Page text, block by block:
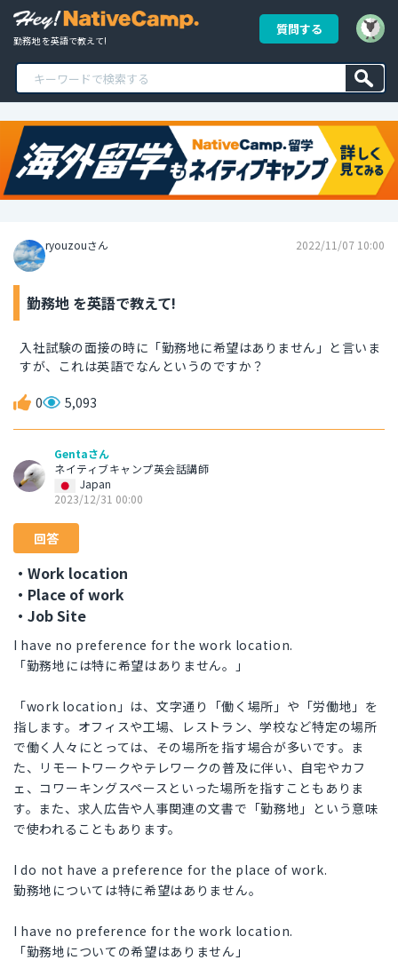
勤務地 を英語で教えて!
質問する
ryouzouさん 2022/11/07 10:00
勤務地 を英語で教えて!
入社試験の面接の時に「勤務地に希望はありません」と言いま
すが、これは英語でなんというのですか？
0 5,093
Gentaさん
ネイティブキャンプ英会話講師
Japan
2023/12/31 00:00
回答
・Work location
・Place of work
・Job Site
I have no preference for the work location.
「勤務地には特に希望はありません。」
「work location」は、文字通り「働く場所」や「労働地」を
指します。オフィスや工場、レストラン、学校など特定の場所
で働く人々にとっては、その場所を指す場合が多いです。ま
た、リモートワークやテレワークの普及に伴い、自宅やカフ
ェ、コワーキングスペースといった場所を指すこともありま
す。また、求人広告や人事関連の文書で「勤務地」という意味
で使われることもあります。
I do not have a preference for the place of work.
勤務地については特に希望はありません。
I have no preference for the work location.
「勤務地についての希望はありません」